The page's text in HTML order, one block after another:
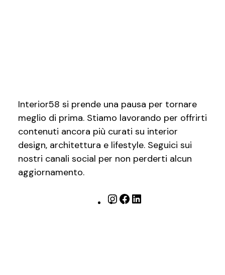
Interior58 si prende una pausa per tornare
meglio di prima. Stiamo lavorando per offrirti
contenuti ancora più curati su interior
design, architettura e lifestyle. Seguici sui
nostri canali social per non perderti alcun
aggiornamento.
Instagram
Facebook